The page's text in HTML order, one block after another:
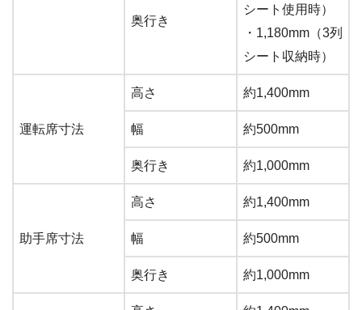
奥行き
シート使用時）
・1,180mm（3列
シート収納時）
運転席寸法
高さ 約1,400mm
幅 約500mm
奥行き 約1,000mm
助手席寸法
高さ 約1,400mm
幅 約500mm
奥行き 約1,000mm